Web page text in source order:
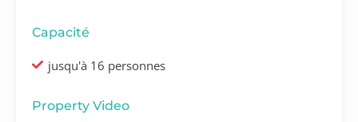
Capacité
jusqu'à 16 personnes
Property Video